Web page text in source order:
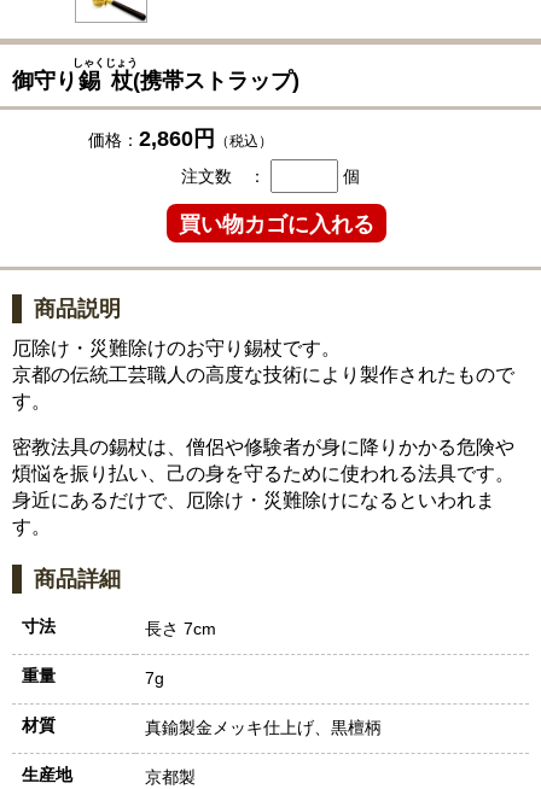
御守り 錫杖
しゃくじょう
(携帯ストラップ)
価格： 2,860円 （税込）
注文数 ： 個
商品説明
厄除け・災難除けのお守り錫杖です。
京都の伝統工芸職人の高度な技術により製作されたもので
す。
密教法具の錫杖は、僧侶や修験者が身に降りかかる危険や
煩悩を振り払い、己の身を守るために使われる法具です。
身近にあるだけで、厄除け・災難除けになるといわれま
す。
商品詳細
寸法 長さ 7cm
重量 7g
材質 真鍮製金メッキ仕上げ、黒檀柄
生産地 京都製